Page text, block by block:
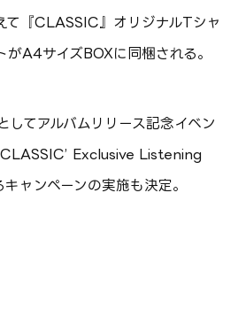
『CLASSIC』オリジナルTシャ
がA4サイズBOXに同梱される。
してアルバムリリース記念イベン
Exclusive Listening
ャンペーンの実施も決定。